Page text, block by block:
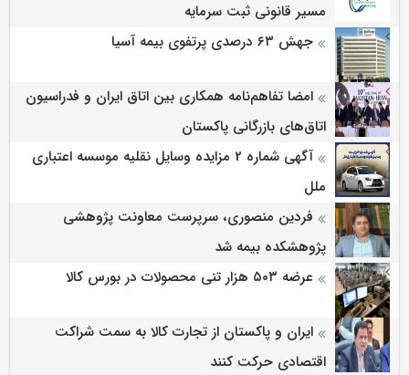
مسیر قانونی ثبت سرمایه
جهش ۶۳ درصدی پرتفوی بیمه آسیا
امضا تفاهم‌نامه همکاری بین اتاق ایران و فدراسیون
اتاق‌های بازرگانی پاکستان
آگهی شماره 2 مزایده وسایل نقلیه موسسه اعتباری
ملل
فردین منصوری، سرپرست معاونت پژوهشی
پژوهشكده بیمه شد
عرضه ۵۰۳ هزار تنی محصولات در بورس کالا
ایران و پاکستان از تجارت کالا به سمت شراکت
اقتصادی حرکت کنند